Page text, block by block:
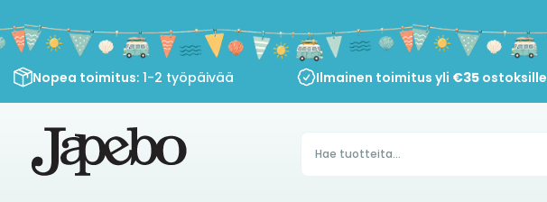
sisältöön
Nopea toimitus: 1-2 työpäivää Ilmainen toimitus yli €35 ostoksille
Products
search